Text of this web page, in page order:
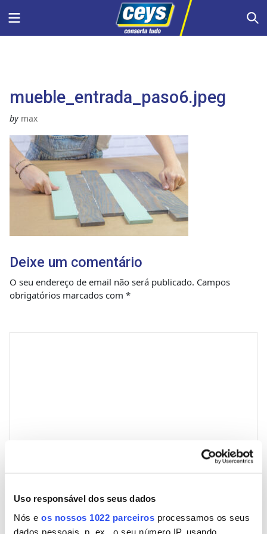
Uso responsável dos seus dados
Nós e os nossos 1022 parceiros processamos os seus
dados pessoais, p. ex., o seu número IP, usando
Menu
mueble_entrada_paso6.jpeg
by max
Deixe um comentário
O seu endereço de email não será publicado. Campos
obrigatórios marcados com *
Email